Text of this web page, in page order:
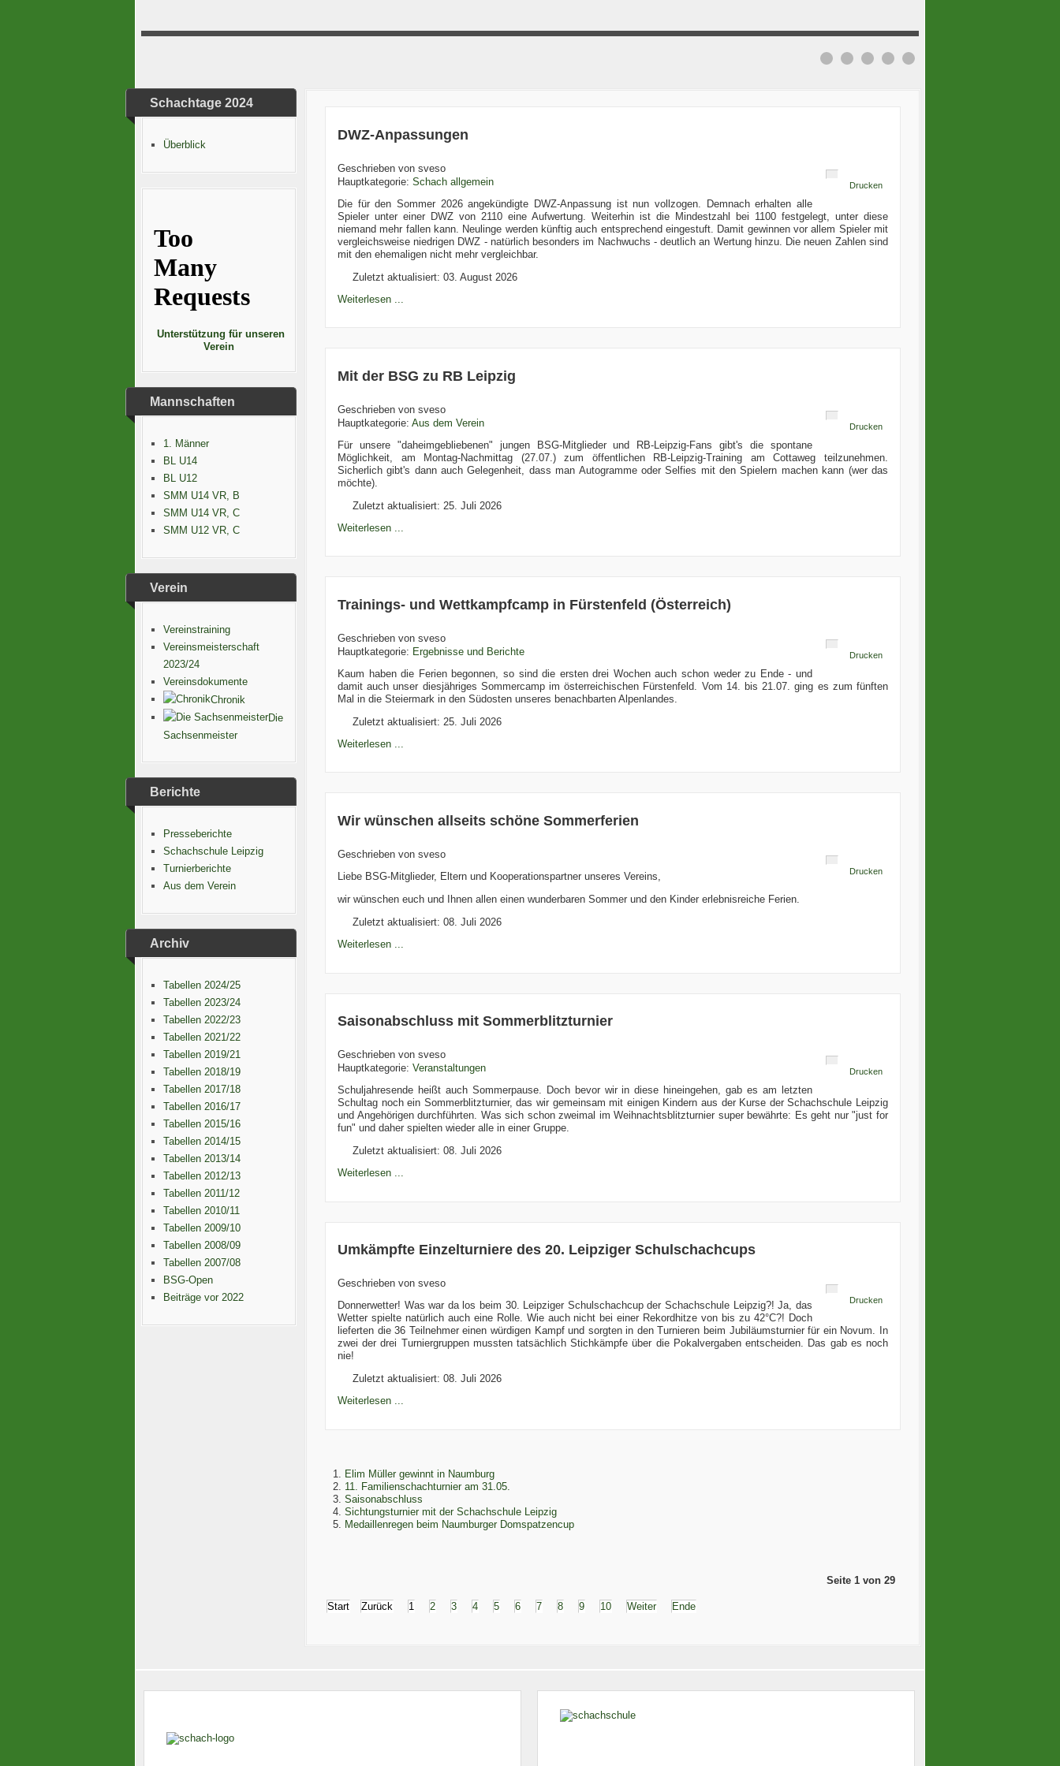
Schachtage 2024
Überblick
Unterstützung für unseren
Verein
Mannschaften
1. Männer
BL U14
BL U12
SMM U14 VR, B
SMM U14 VR, C
SMM U12 VR, C
Verein
Vereinstraining
Vereinsmeisterschaft
2023/24
Vereinsdokumente
Chronik
Die
Sachsenmeister
Berichte
Presseberichte
Schachschule Leipzig
Turnierberichte
Aus dem Verein
Archiv
Tabellen 2024/25
Tabellen 2023/24
Tabellen 2022/23
Tabellen 2021/22
Tabellen 2019/21
Tabellen 2018/19
Tabellen 2017/18
Tabellen 2016/17
Tabellen 2015/16
Tabellen 2014/15
Tabellen 2013/14
Tabellen 2012/13
Tabellen 2011/12
Tabellen 2010/11
Tabellen 2009/10
Tabellen 2008/09
Tabellen 2007/08
BSG-Open
Beiträge vor 2022
DWZ-Anpassungen
Drucken
Geschrieben von sveso
Hauptkategorie: Schach allgemein
Die für den Sommer 2026 angekündigte DWZ-Anpassung ist nun vollzogen. Demnach erhalten alle
Spieler unter einer DWZ von 2110 eine Aufwertung. Weiterhin ist die Mindestzahl bei 1100 festgelegt, unter diese
niemand mehr fallen kann. Neulinge werden künftig auch entsprechend eingestuft. Damit gewinnen vor allem Spieler mit
vergleichsweise niedrigen DWZ - natürlich besonders im Nachwuchs - deutlich an Wertung hinzu. Die neuen Zahlen sind
mit den ehemaligen nicht mehr vergleichbar.
Zuletzt aktualisiert: 03. August 2026
Weiterlesen ...
Mit der BSG zu RB Leipzig
Drucken
Geschrieben von sveso
Hauptkategorie: Aus dem Verein
Für unsere "daheimgebliebenen" jungen BSG-Mitglieder und RB-Leipzig-Fans gibt's die spontane
Möglichkeit, am Montag-Nachmittag (27.07.) zum öffentlichen RB-Leipzig-Training am Cottaweg teilzunehmen.
Sicherlich gibt's dann auch Gelegenheit, dass man Autogramme oder Selfies mit den Spielern machen kann (wer das
möchte).
Zuletzt aktualisiert: 25. Juli 2026
Weiterlesen ...
Trainings- und Wettkampfcamp in Fürstenfeld (Österreich)
Drucken
Geschrieben von sveso
Hauptkategorie: Ergebnisse und Berichte
Kaum haben die Ferien begonnen, so sind die ersten drei Wochen auch schon weder zu Ende - und
damit auch unser diesjähriges Sommercamp im österreichischen Fürstenfeld. Vom 14. bis 21.07. ging es zum fünften
Mal in die Steiermark in den Südosten unseres benachbarten Alpenlandes.
Zuletzt aktualisiert: 25. Juli 2026
Weiterlesen ...
Wir wünschen allseits schöne Sommerferien
Drucken
Geschrieben von sveso
Liebe BSG-Mitglieder, Eltern und Kooperationspartner unseres Vereins,
wir wünschen euch und Ihnen allen einen wunderbaren Sommer und den Kinder erlebnisreiche Ferien.
Zuletzt aktualisiert: 08. Juli 2026
Weiterlesen ...
Saisonabschluss mit Sommerblitzturnier
Drucken
Geschrieben von sveso
Hauptkategorie: Veranstaltungen
Schuljahresende heißt auch Sommerpause. Doch bevor wir in diese hineingehen, gab es am letzten
Schultag noch ein Sommerblitzturnier, das wir gemeinsam mit einigen Kindern aus der Kurse der Schachschule Leipzig
und Angehörigen durchführten. Was sich schon zweimal im Weihnachtsblitzturnier super bewährte: Es geht nur "just for
fun" und daher spielten wieder alle in einer Gruppe.
Zuletzt aktualisiert: 08. Juli 2026
Weiterlesen ...
Umkämpfte Einzelturniere des 20. Leipziger Schulschachcups
Drucken
Geschrieben von sveso
Donnerwetter! Was war da los beim 30. Leipziger Schulschachcup der Schachschule Leipzig?! Ja, das
Wetter spielte natürlich auch eine Rolle. Wie auch nicht bei einer Rekordhitze von bis zu 42°C?! Doch
lieferten die 36 Teilnehmer einen würdigen Kampf und sorgten in den Turnieren beim Jubiläumsturnier für ein Novum. In
zwei der drei Turniergruppen mussten tatsächlich Stichkämpfe über die Pokalvergaben entscheiden. Das gab es noch
nie!
Zuletzt aktualisiert: 08. Juli 2026
Weiterlesen ...
Elim Müller gewinnt in Naumburg
11. Familienschachturnier am 31.05.
Saisonabschluss
Sichtungsturnier mit der Schachschule Leipzig
Medaillenregen beim Naumburger Domspatzencup
Seite 1 von 29
Start Zurück 1 2 3 4 5 6 7 8 9 10 Weiter Ende